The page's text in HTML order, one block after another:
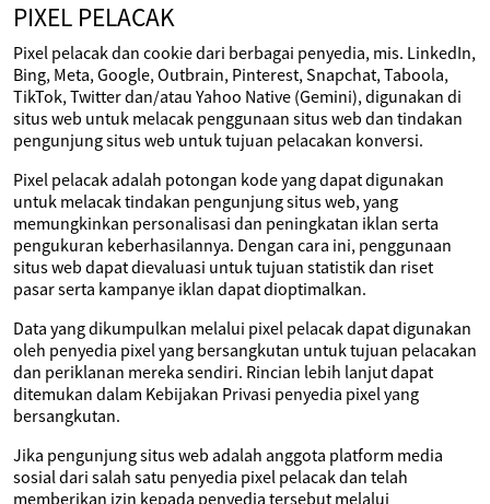
PIXEL PELACAK
Pixel pelacak dan cookie dari berbagai penyedia, mis. LinkedIn,
Bing, Meta, Google, Outbrain, Pinterest, Snapchat, Taboola,
TikTok, Twitter dan/atau Yahoo Native (Gemini), digunakan di
situs web untuk melacak penggunaan situs web dan tindakan
pengunjung situs web untuk tujuan pelacakan konversi.
Pixel pelacak adalah potongan kode yang dapat digunakan
untuk melacak tindakan pengunjung situs web, yang
memungkinkan personalisasi dan peningkatan iklan serta
pengukuran keberhasilannya. Dengan cara ini, penggunaan
situs web dapat dievaluasi untuk tujuan statistik dan riset
pasar serta kampanye iklan dapat dioptimalkan.
Data yang dikumpulkan melalui pixel pelacak dapat digunakan
oleh penyedia pixel yang bersangkutan untuk tujuan pelacakan
dan periklanan mereka sendiri. Rincian lebih lanjut dapat
ditemukan dalam Kebijakan Privasi penyedia pixel yang
bersangkutan.
Jika pengunjung situs web adalah anggota platform media
sosial dari salah satu penyedia pixel pelacak dan telah
memberikan izin kepada penyedia tersebut melalui